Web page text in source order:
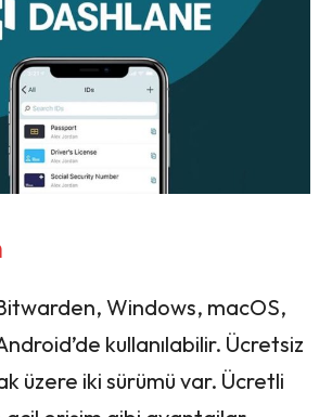
Bitwarden, Windows, macOS,
kullanılabilir. Ücretsiz
üzere iki sürümü var. Ücretli